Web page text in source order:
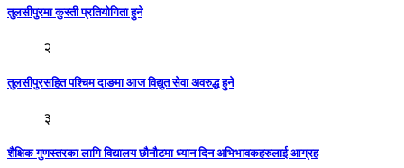
तुलसीपुरमा कुस्ती प्रतियोगिता हुने
२
तुलसीपुरसहित पश्चिम दाङमा आज विद्युत सेवा अवरुद्ध हुने
३
शैक्षिक गुणस्तरका लागि विद्यालय छौनौटमा ध्यान दिन अभिभावकहरुलाई आग्रह